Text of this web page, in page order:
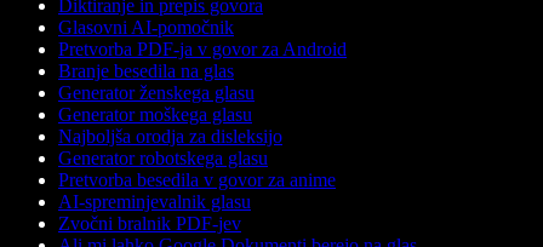
Diktiranje in prepis govora
Glasovni AI-pomočnik
Pretvorba PDF-ja v govor za Android
Branje besedila na glas
Generator ženskega glasu
Generator moškega glasu
Najboljša orodja za disleksijo
Generator robotskega glasu
Pretvorba besedila v govor za anime
AI-spreminjevalnik glasu
Zvočni bralnik PDF-jev